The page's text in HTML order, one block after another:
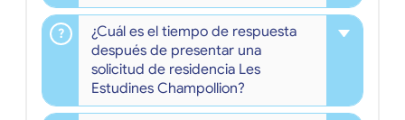
¿Cuál es el tiempo de respuesta
después de presentar una
solicitud de residencia Les
Estudines Champollion?